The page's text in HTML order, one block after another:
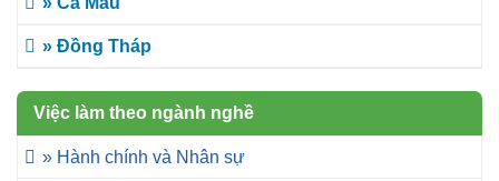
» Đồng Tháp
Việc làm theo ngành nghề
» Hành chính và Nhân sự